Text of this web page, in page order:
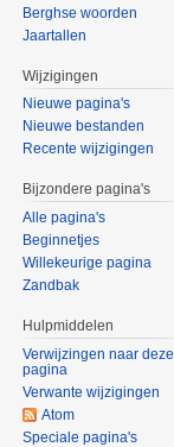
Berghse woorden
Jaartallen
Wijzigingen
Nieuwe pagina's
Nieuwe bestanden
Recente wijzigingen
Bijzondere pagina's
Alle pagina's
Beginnetjes
Willekeurige pagina
Zandbak
Hulpmiddelen
Verwijzingen naar deze
pagina
Verwante wijzigingen
Atom
Speciale pagina's